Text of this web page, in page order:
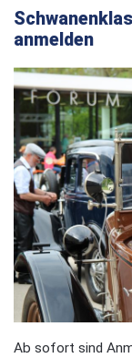
anmelden
Ab sofort sind